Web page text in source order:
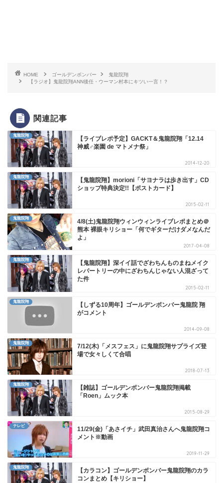
HOME ゴールデンボンバー
鬼龍院翔
【ラジオ】鬼龍院翔ANN後任・ウーマン村本にキツい一言！？
関連記事
鬼龍院翔
【ライブレポ予定】GACKT＆鬼龍院翔「12.14
神威♂楽園 de マトメナ祭」
2014-12-20
鬼龍院翔
【鬼龍院翔】morioni「サヨナラは歩き出す」CD
ショップ特典決定!!【ポストカード】
2015-02-11
鬼龍院翔
4/8(土)鬼龍院翔ウィンウィンライブレポまとめ＠
熊本 裸眼キリショー「何でギターだけダメなんだ
よ」
2017-04-08
鬼龍院翔
【鬼龍院翔】深イイ話でざわちんものまねメイク
レパートリーの中にざわちんじゃない人混ざって
た件
2015-02-11
鬼龍院翔
【しずる10周年】ゴールデンボンバー鬼龍院 翔
がコメント
2014-09-08
鬼龍院翔
7/12(木)「メスフェス」に鬼龍院翔サプライズ登
場で女々しくて合唱
2018-07-13
鬼龍院翔
【雑誌】ゴールデンボンバー鬼龍院翔掲載
「Roen」ムック本
2015-08-29
テレビ
11/29(金)「あさイチ」武田真治さんへ鬼龍院翔コ
メント※動画
2019-11-29
鬼龍院翔
【カラコン】ゴールデンボンバー鬼龍院翔のカラ
コンまとめ【キリショー】